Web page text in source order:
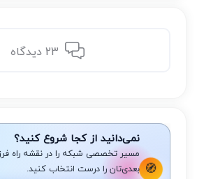
🧭
نمی‌دانید از کجا شروع کنید؟
مسیر تخصصی شبکه را در نقشه راه
بعدی‌تان را درست انتخاب کنید.